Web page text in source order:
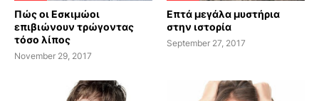
Πώς οι Εσκιμώοι
επιβιώνουν τρώγοντας
τόσο λίπος
November 29, 2017
Επτά μεγάλα μυστήρια
στην ιστορία
September 27, 2017